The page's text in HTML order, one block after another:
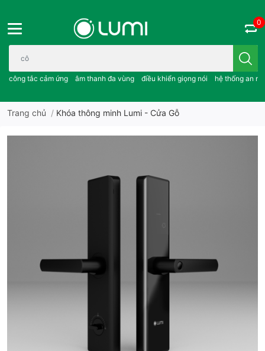
Bạn cần tìm gì..; công tắc cảm ứng..; âm thanh đa vùng ; điều
công tắc cảm ứng âm thanh đa vùng điều khiển giọng nói hệ thống an
0
Trang chủ / Khóa thông minh Lumi - Cửa Gỗ